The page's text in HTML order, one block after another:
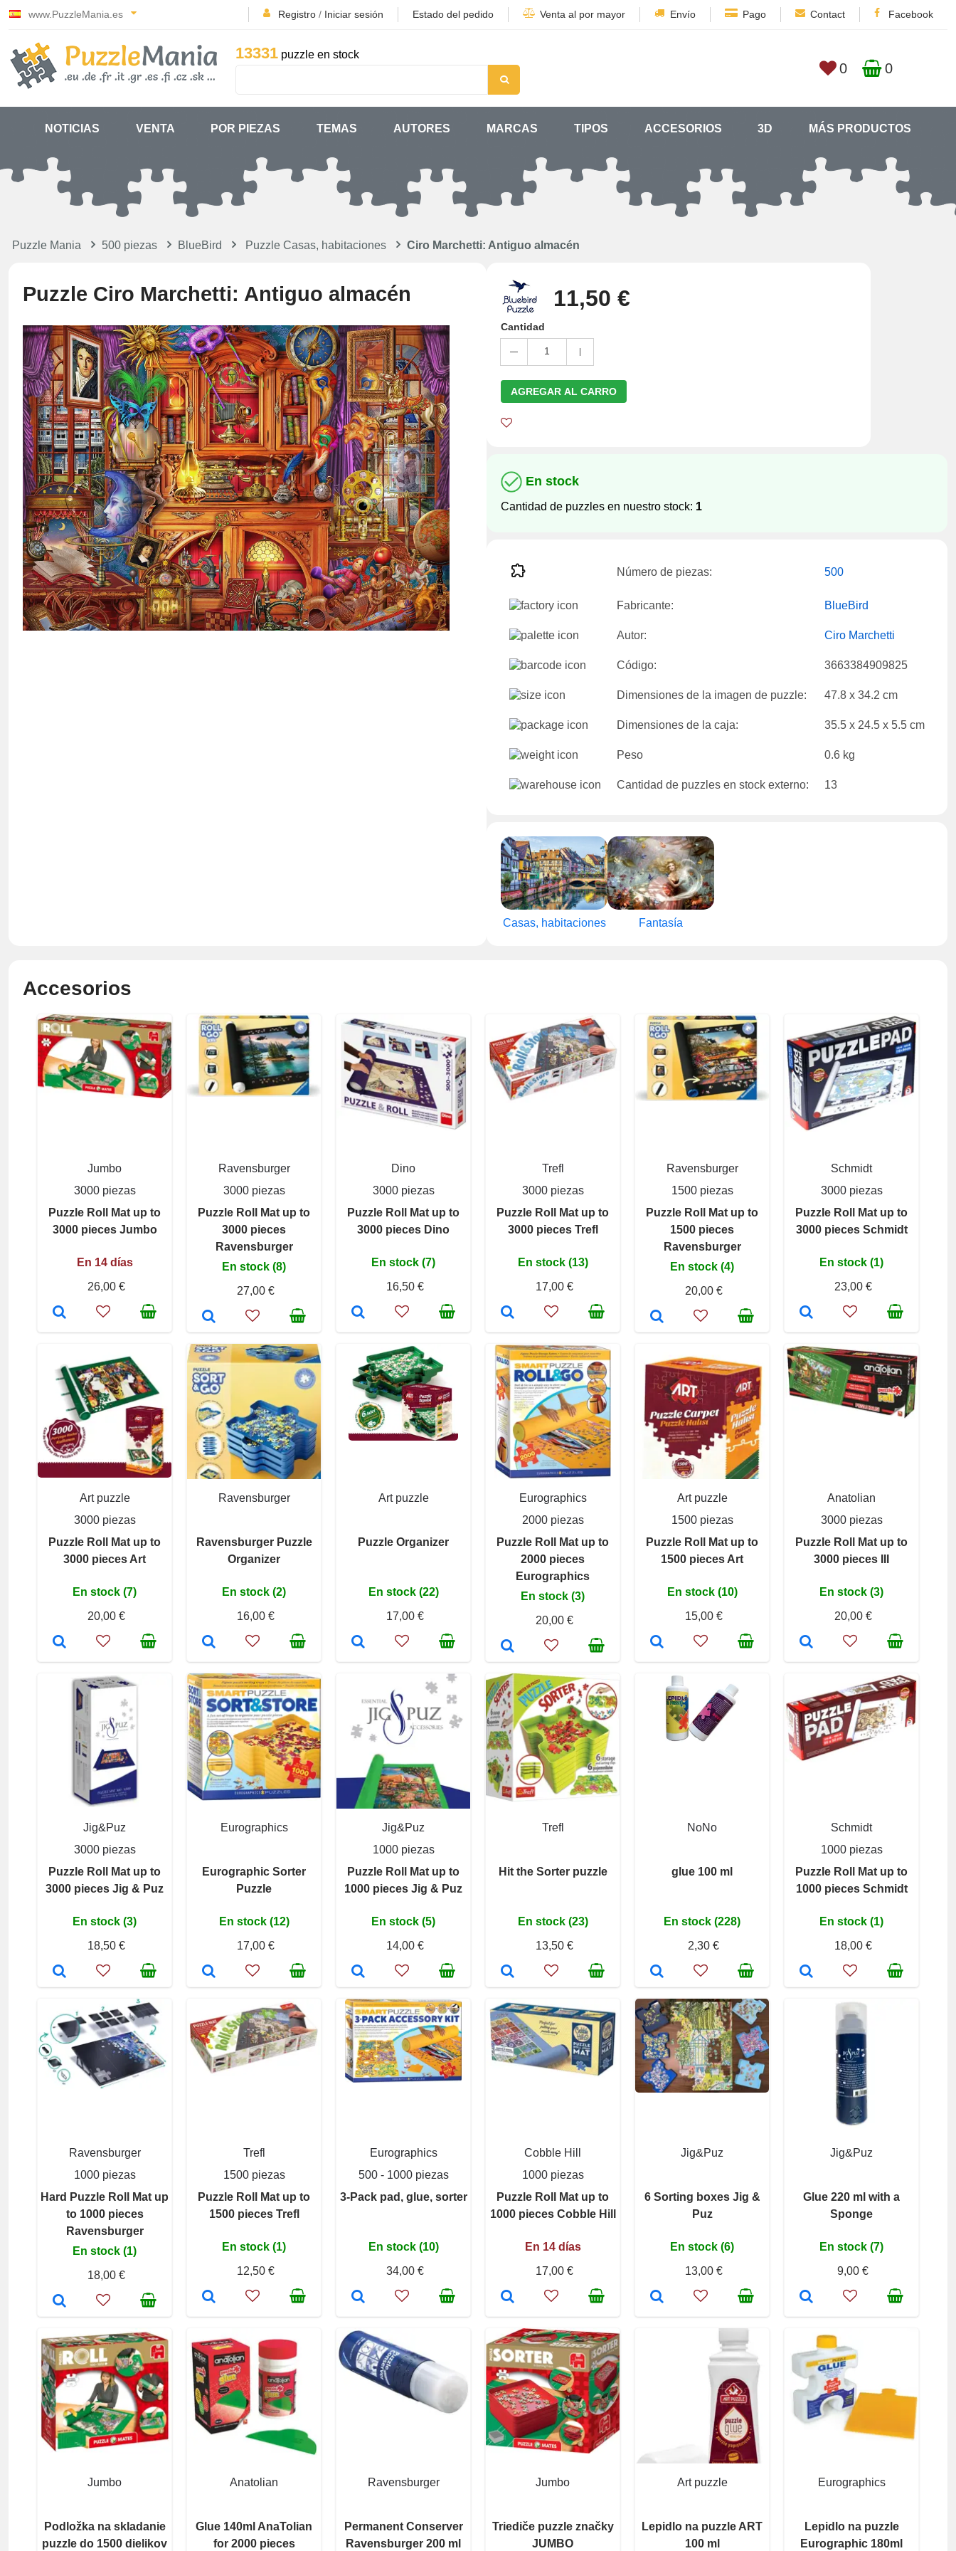
www.PuzzleMania.es Registro / Iniciar sesión Estado del pedido Venta al por mayor Envío Pago Contact Facebook
13331 puzzle en stock
0 0
NOTICIAS VENTA POR PIEZAS TEMAS AUTORES MARCAS TIPOS ACCESORIOS 3D MÁS PRODUCTOS
Puzzle Mania 500 piezas BlueBird Puzzle Casas, habitaciones Ciro Marchetti: Antiguo almacén
Puzzle Ciro Marchetti: Antiguo almacén 11,50 €
Cantidad
1
AGREGAR AL CARRO
En stock
Cantidad de puzzles en nuestro stock: 1
Número de piezas: 500
Fabricante: BlueBird
Autor: Ciro Marchetti
Código: 3663384909825
Dimensiones de la imagen de puzzle: 47.8 x 34.2 cm
Dimensiones de la caja: 35.5 x 24.5 x 5.5 cm
Peso 0.6 kg
Cantidad de puzzles en stock externo: 13
Casas, habitaciones Fantasía
Accesorios
Jumbo
3000 piezas
Puzzle Roll Mat up to
3000 pieces Jumbo
En 14 días
26,00 €
Ravensburger
3000 piezas
Puzzle Roll Mat up to
3000 pieces
Ravensburger
En stock (8)
27,00 €
Dino
3000 piezas
Puzzle Roll Mat up to
3000 pieces Dino
En stock (7)
16,50 €
Trefl
3000 piezas
Puzzle Roll Mat up to
3000 pieces Trefl
En stock (13)
17,00 €
Ravensburger
1500 piezas
Puzzle Roll Mat up to
1500 pieces
Ravensburger
En stock (4)
20,00 €
Schmidt
3000 piezas
Puzzle Roll Mat up to
3000 pieces Schmidt
En stock (1)
23,00 €
Art puzzle
3000 piezas
Puzzle Roll Mat up to
3000 pieces Art
En stock (7)
20,00 €
Ravensburger
Ravensburger Puzzle
Organizer
En stock (2)
16,00 €
Art puzzle
Puzzle Organizer
En stock (22)
17,00 €
Eurographics
2000 piezas
Puzzle Roll Mat up to
2000 pieces
Eurographics
En stock (3)
20,00 €
Art puzzle
1500 piezas
Puzzle Roll Mat up to
1500 pieces Art
En stock (10)
15,00 €
Anatolian
3000 piezas
Puzzle Roll Mat up to
3000 pieces III
En stock (3)
20,00 €
Jig&Puz
3000 piezas
Puzzle Roll Mat up to
3000 pieces Jig & Puz
En stock (3)
18,50 €
Eurographics
Eurographic Sorter
Puzzle
En stock (12)
17,00 €
Jig&Puz
1000 piezas
Puzzle Roll Mat up to
1000 pieces Jig & Puz
En stock (5)
14,00 €
Trefl
Hit the Sorter puzzle
En stock (23)
13,50 €
NoNo
glue 100 ml
En stock (228)
2,30 €
Schmidt
1000 piezas
Puzzle Roll Mat up to
1000 pieces Schmidt
En stock (1)
18,00 €
Ravensburger
1000 piezas
Hard Puzzle Roll Mat up
to 1000 pieces
Ravensburger
En stock (1)
18,00 €
Trefl
1500 piezas
Puzzle Roll Mat up to
1500 pieces Trefl
En stock (1)
12,50 €
Eurographics
500 - 1000 piezas
3-Pack pad, glue, sorter
En stock (10)
34,00 €
Cobble Hill
1000 piezas
Puzzle Roll Mat up to
1000 pieces Cobble Hill
En 14 días
17,00 €
Jig&Puz
6 Sorting boxes Jig &
Puz
En stock (6)
13,00 €
Jig&Puz
Glue 220 ml with a
Sponge
En stock (7)
9,00 €
Jumbo
Podložka na skladanie
puzzle do 1500 dielikov
Anatolian
Glue 140ml AnaTolian
for 2000 pieces
Ravensburger
Permanent Conserver
Ravensburger 200 ml
Jumbo
Triediče puzzle značky
JUMBO
Art puzzle
Lepidlo na puzzle ART
100 ml
Eurographics
Lepidlo na puzzle
Eurographic 180ml